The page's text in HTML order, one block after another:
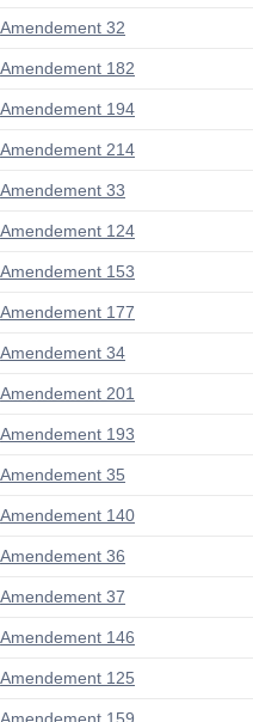
Amendement 32
Amendement 182
Amendement 194
Amendement 214
Amendement 33
Amendement 124
Amendement 153
Amendement 177
Amendement 34
Amendement 201
Amendement 193
Amendement 35
Amendement 140
Amendement 36
Amendement 37
Amendement 146
Amendement 125